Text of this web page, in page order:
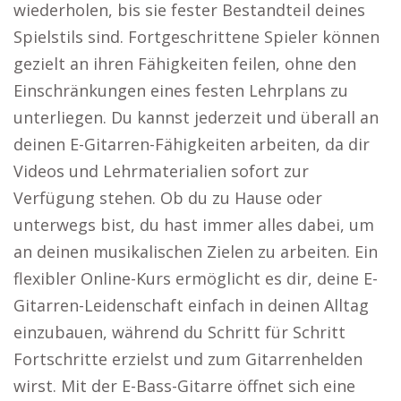
wiederholen, bis sie fester Bestandteil deines
Spielstils sind. Fortgeschrittene Spieler können
gezielt an ihren Fähigkeiten feilen, ohne den
Einschränkungen eines festen Lehrplans zu
unterliegen. Du kannst jederzeit und überall an
deinen E-Gitarren-Fähigkeiten arbeiten, da dir
Videos und Lehrmaterialien sofort zur
Verfügung stehen. Ob du zu Hause oder
unterwegs bist, du hast immer alles dabei, um
an deinen musikalischen Zielen zu arbeiten. Ein
flexibler Online-Kurs ermöglicht es dir, deine E-
Gitarren-Leidenschaft einfach in deinen Alltag
einzubauen, während du Schritt für Schritt
Fortschritte erzielst und zum Gitarrenhelden
wirst. Mit der E-Bass-Gitarre öffnet sich eine